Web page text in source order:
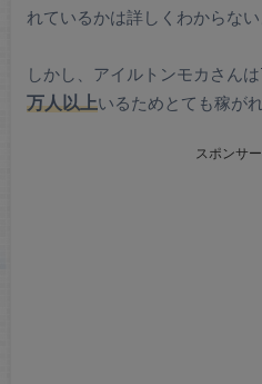
れているかは詳しくわからない
しかし、アイルトンモカさん
万人以上いるためとても稼が
スポンサ